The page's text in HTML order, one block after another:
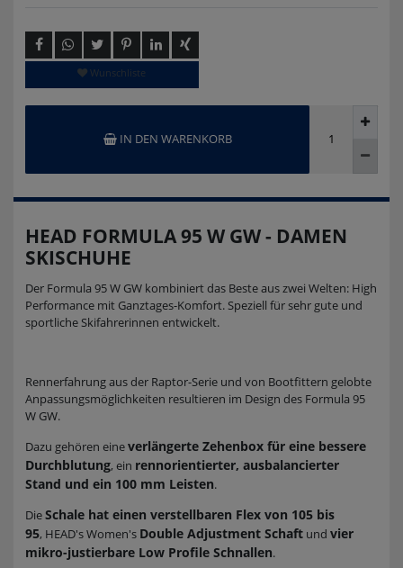
Wunschliste
IN DEN WARENKORB
HEAD FORMULA 95 W GW - DAMEN
SKISCHUHE
Der Formula 95 W GW kombiniert das Beste aus zwei Welten: High
Performance mit Ganztages-Komfort. Speziell für sehr gute und
sportliche Skifahrerinnen entwickelt.
Rennerfahrung aus der Raptor-Serie und von Bootfittern gelobte
Anpassungsmöglichkeiten resultieren im Design des Formula 95
W GW.
Dazu gehören eineverlängerte Zehenbox für eine bessere
Durchblutung, ein rennorientierter, ausbalancierter
Stand und ein 100 mm Leisten.
DieSchale hat einen verstellbaren Flex von 105 bis
95, HEAD's Women's Double Adjustment Schaft und vier
mikro-justierbare Low Profile Schnallen.